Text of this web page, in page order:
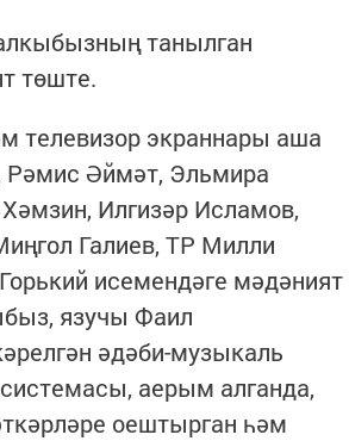
танылган
төште.
телевизор экраннары аша
Рәмис Әймәт, Эльмира
Илгизәр Исламов,
Галиев, ТР Милли
исемендәге мәдәният
язучы Фаил
әдәби-музыкаль
аерым алганда,
оештырган һәм